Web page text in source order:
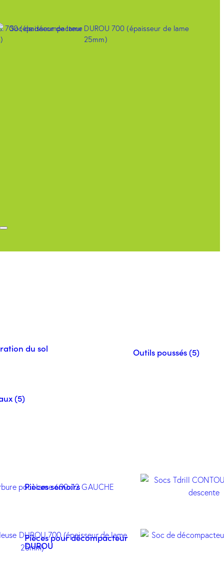
du sol Outils poussés (5)
(5)
Pièces semoirs
Pièces pour décompacteur
DUROU